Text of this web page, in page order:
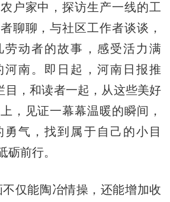
户家中，探访生产一线的工
聊聊，与社区工作者谈谈，
劳动者的故事，感受活力满
河南。即日起，河南日报推
目，和读者一起，从这些美好
，见证一幕幕温暖的瞬间，
气，找到属于自己的小目
砺前行。
仅能陶冶情操，还能增加收